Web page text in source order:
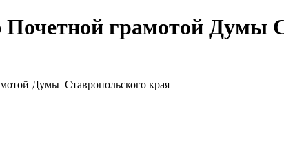
грамотой Думы
Думы Ставропольского края